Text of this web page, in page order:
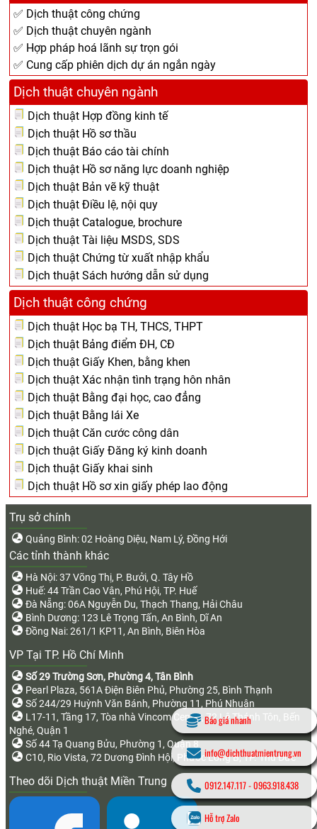
✅ Dịch thuật công chứng
✅ Dịch thuật chuyên ngành
✅ Hợp pháp hoá lãnh sự trọn gói
✅ Cung cấp phiên dịch dự án ngắn ngày
Dịch thuật chuyên ngành
Dịch thuật Hợp đồng kinh tế
Dịch thuật Hồ sơ thầu
Dịch thuật Báo cáo tài chính
Dịch thuật Hồ sơ năng lực doanh nghiệp
Dịch thuật Bản vẽ kỹ thuật
Dịch thuật Điều lệ, nội quy
Dịch thuật Catalogue, brochure
Dịch thuật Tài liệu MSDS, SDS
Dịch thuật Chứng từ xuất nhập khẩu
Dịch thuật Sách hướng dẫn sử dụng
Dịch thuật công chứng
Dịch thuật Học bạ TH, THCS, THPT
Dịch thuật Bảng điểm ĐH, CĐ
Dịch thuật Giấy Khen, bằng khen
Dịch thuật Xác nhận tình trạng hôn nhân
Dịch thuật Bằng đại học, cao đẳng
Dịch thuật Bằng lái Xe
Dịch thuật Căn cước công dân
Dịch thuật Giấy Đăng ký kinh doanh
Dịch thuật Giấy khai sinh
Dịch thuật Hồ sơ xin giấy phép lao động
Trụ sở chính
Quảng Bình: 02 Hoàng Diệu, Nam Lý, Đồng Hới
Các tỉnh thành khác
Hà Nội: 37 Võng Thị, P. Bưởi, Q. Tây Hồ
Huế: 44 Trần Cao Vân, Phú Hội, TP. Huế
Đà Nẵng: 06A Nguyễn Du, Thạch Thang, Hải Châu
Bình Dương: 123 Lê Trọng Tấn, An Bình, Dĩ An
Đồng Nai: 261/1 KP11, An Bình, Biên Hòa
VP Tại TP. Hồ Chí Minh
Số 29 Trường Sơn, Phường 4, Tân Bình
Pearl Plaza, 561A Điện Biên Phủ, Phường 25, Bình Thạnh
Số 244/29 Huỳnh Văn Bánh, Phường 11, Phú Nhuận
L17-11, Tầng 17, Tòa nhà Vincom Center, 72 Lê Thánh Tôn, Bến
Nghé, Quận 1
Số 44 Tạ Quang Bửu, Phường 1, Quận 8
C10, Rio Vista, 72 Dương Đình Hội, Phước Long B, TP. Thủ Đức
Theo dõi Dịch thuật Miền Trung
Báo giá nhanh
info@dichthuatmientrung.vn
0912.147.117-0963.918.438
Hỗ trợ Zalo